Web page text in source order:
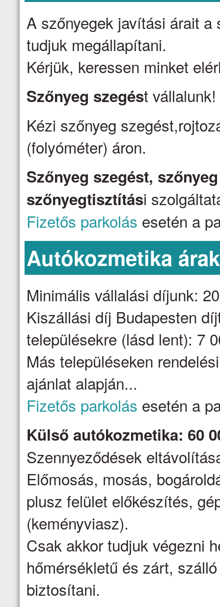
A szőnyegek javítási árait a
tudjuk megállapítani.
Kérjük, keressen minket
Szőnyeg szegést
Kézi szőnyeg
(folyóméter) áron.
Szőnyeg szegést,
szőnyegtisztítási
Fizetős parkolás esetén a
Autókozmetika árak
Minimális vállalási díjunk:
Kiszállási díj Budapesten
településekre (lásd lent): 7
Más településeken
ajánlat alapján...
Fizetős parkolás esetén a
Külső autókozmetika: 60
Szennyeződések
Előmosás, mosás,
plusz felület előkészítés,
(keményviasz).
Csak akkor tudjuk végezni
hőmérsékletű és zárt,
biztosítani.